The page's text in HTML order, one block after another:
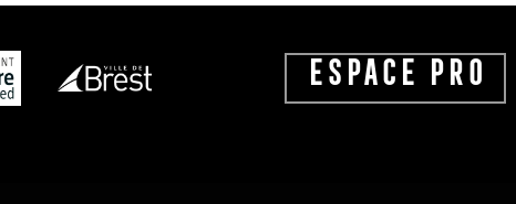
ESPACE PRO